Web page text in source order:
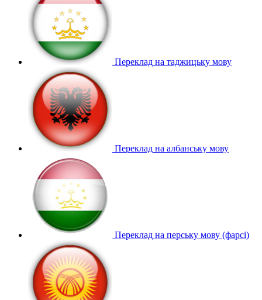
Переклад на таджицьку мову
Переклад на албанську мову
Переклад на перську мову (фарсі)